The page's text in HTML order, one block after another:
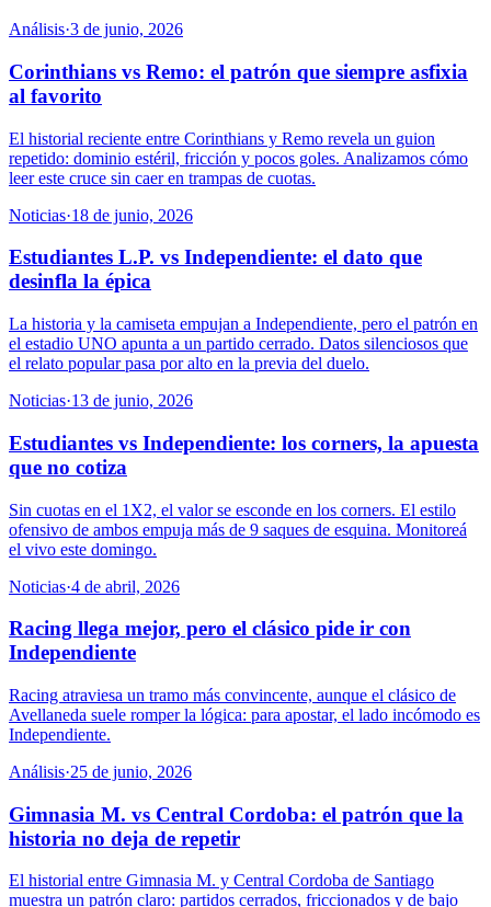
Análisis·3 de junio, 2026
Corinthians vs Remo: el patrón que siempre asfixia
al favorito
El historial reciente entre Corinthians y Remo revela un guion
repetido: dominio estéril, fricción y pocos goles. Analizamos cómo
leer este cruce sin caer en trampas de cuotas.
Noticias·18 de junio, 2026
Estudiantes L.P. vs Independiente: el dato que
desinfla la épica
La historia y la camiseta empujan a Independiente, pero el patrón en
el estadio UNO apunta a un partido cerrado. Datos silenciosos que
el relato popular pasa por alto en la previa del duelo.
Noticias·13 de junio, 2026
Estudiantes vs Independiente: los corners, la apuesta
que no cotiza
Sin cuotas en el 1X2, el valor se esconde en los corners. El estilo
ofensivo de ambos empuja más de 9 saques de esquina. Monitoreá
el vivo este domingo.
Noticias·4 de abril, 2026
Racing llega mejor, pero el clásico pide ir con
Independiente
Racing atraviesa un tramo más convincente, aunque el clásico de
Avellaneda suele romper la lógica: para apostar, el lado incómodo es
Independiente.
Análisis·25 de junio, 2026
Gimnasia M. vs Central Cordoba: el patrón que la
historia no deja de repetir
El historial entre Gimnasia M. y Central Cordoba de Santiago
muestra un patrón claro: partidos cerrados, friccionados y de bajo